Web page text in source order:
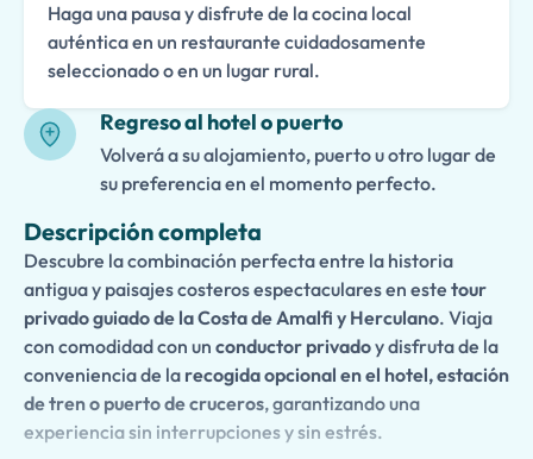
Haga una pausa y disfrute de la cocina local
auténtica en un restaurante cuidadosamente
seleccionado o en un lugar rural.
Regreso al hotel o puerto
Volverá a su alojamiento, puerto u otro lugar de
su preferencia en el momento perfecto.
Descripción completa
Descubre la combinación perfecta entre la historia
antigua y paisajes costeros espectaculares en este tour
privado guiado de la Costa de Amalfi y Herculano. Viaja
con comodidad con un conductor privadoy disfruta de la
conveniencia de la recogida opcional en el hotel, estación
de tren o puerto de cruceros, garantizando una
experiencia sin interrupciones y sin estrés.